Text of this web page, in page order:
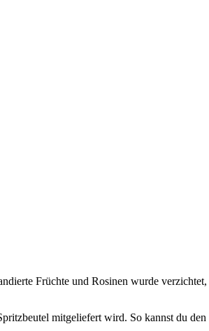
Früchte und Rosinen wurde
mitgeliefert wird. So kannst du